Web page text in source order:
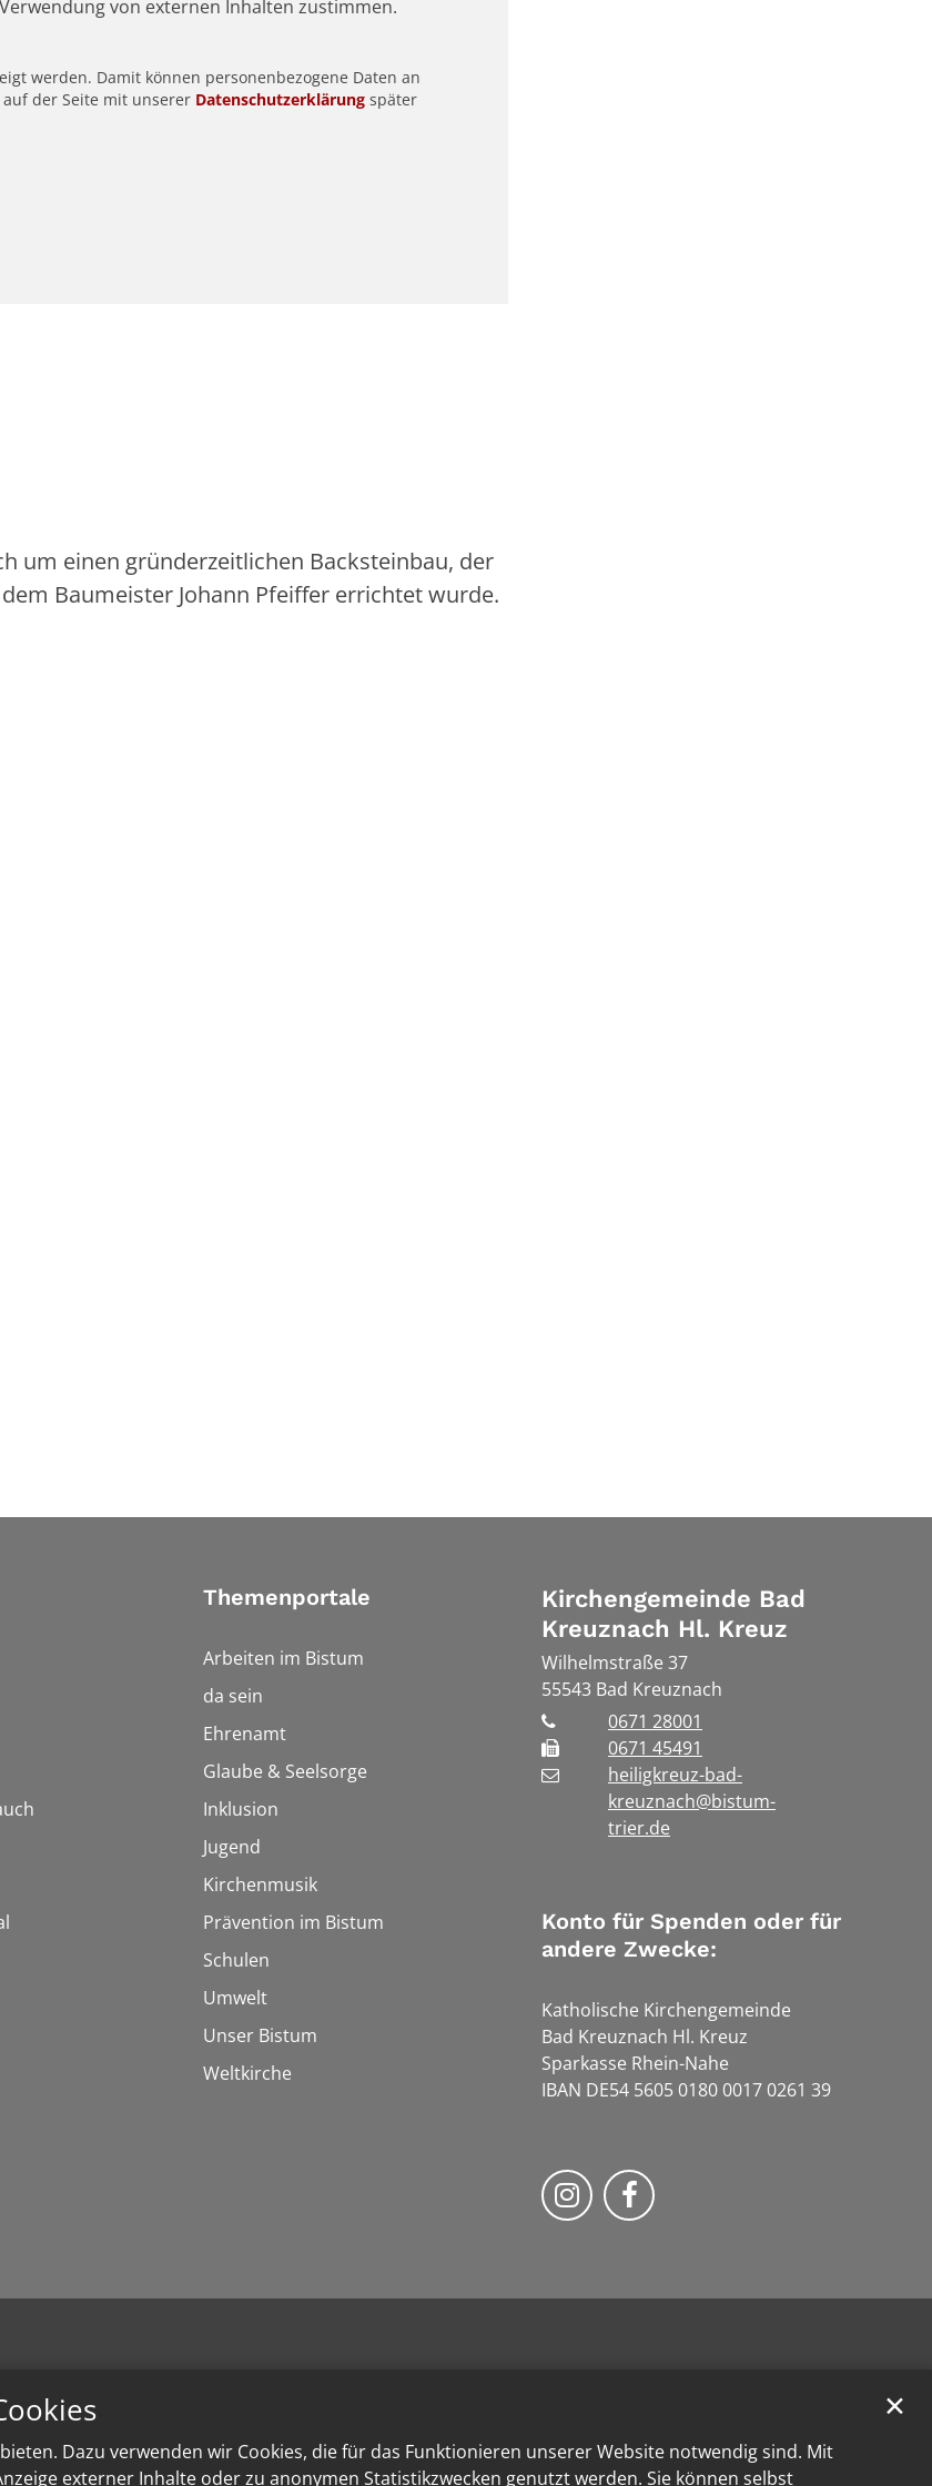
Dazu verwenden wir Cookies, die für das Funktionieren unserer Website notwendig sind. Mit
externer Inhalte oder zu anonymen Statistikzwecken genutzt werden. Sie können selbst
✕
von externen Inhalten zustimmen.
werden. Damit können personenbezogene Daten an
der Seite mit unserer Datenschutzerklärung später
um einen gründerzeitlichen Backsteinbau, der
Baumeister Johann Pfeiffer errichtet wurde.
Themenportale
Arbeiten im Bistum
da sein
Ehrenamt
Glaube & Seelsorge
Inklusion
Jugend
Kirchenmusik
Prävention im Bistum
Schulen
Umwelt
Unser Bistum
Weltkirche
Kirchengemeinde Bad
Kreuznach Hl. Kreuz
Wilhelmstraße 37
55543 Bad Kreuznach
0671 28001
0671 45491
heiligkreuz-bad-
kreuznach@bistum-
trier.de
Konto für Spenden oder für
andere Zwecke:
Katholische Kirchengemeinde
Bad Kreuznach Hl. Kreuz
Sparkasse Rhein-Nahe
IBAN DE54 5605 0180 0017 0261 39
Bistum Trier auf Instragram
Bistum Trier auf Facebook